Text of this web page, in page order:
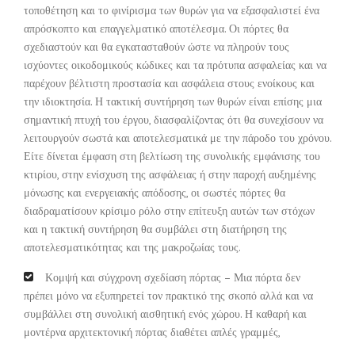
τοποθέτηση και το φινίρισμα των θυρών για να εξασφαλιστεί ένα
απρόσκοπτο και επαγγελματικό αποτέλεσμα. Οι πόρτες θα
σχεδιαστούν και θα εγκατασταθούν ώστε να πληρούν τους
ισχύοντες οικοδομικούς κώδικες και τα πρότυπα ασφαλείας και να
παρέχουν βέλτιστη προστασία και ασφάλεια στους ενοίκους και
την ιδιοκτησία. Η τακτική συντήρηση των θυρών είναι επίσης μια
σημαντική πτυχή του έργου, διασφαλίζοντας ότι θα συνεχίσουν να
λειτουργούν σωστά και αποτελεσματικά με την πάροδο του χρόνου.
Είτε δίνεται έμφαση στη βελτίωση της συνολικής εμφάνισης του
κτιρίου, στην ενίσχυση της ασφάλειας ή στην παροχή αυξημένης
μόνωσης και ενεργειακής απόδοσης, οι σωστές πόρτες θα
διαδραματίσουν κρίσιμο ρόλο στην επίτευξη αυτών των στόχων
και η τακτική συντήρηση θα συμβάλει στη διατήρηση της
αποτελεσματικότητας και της μακροζωίας τους.
Κομψή και σύγχρονη σχεδίαση πόρτας – Μια πόρτα δεν
πρέπει μόνο να εξυπηρετεί τον πρακτικό της σκοπό αλλά και να
συμβάλλει στη συνολική αισθητική ενός χώρου. Η καθαρή και
μοντέρνα αρχιτεκτονική πόρτας διαθέτει απλές γραμμές,